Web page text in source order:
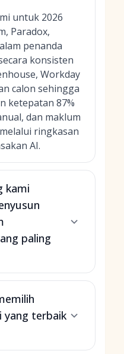
untuk 2026
Paradox,
penanda
konsisten
Workday
calon sehingga
ketepatan 87%
dan maklum
ringkasan
AI.
kami
paling
yang terbaik